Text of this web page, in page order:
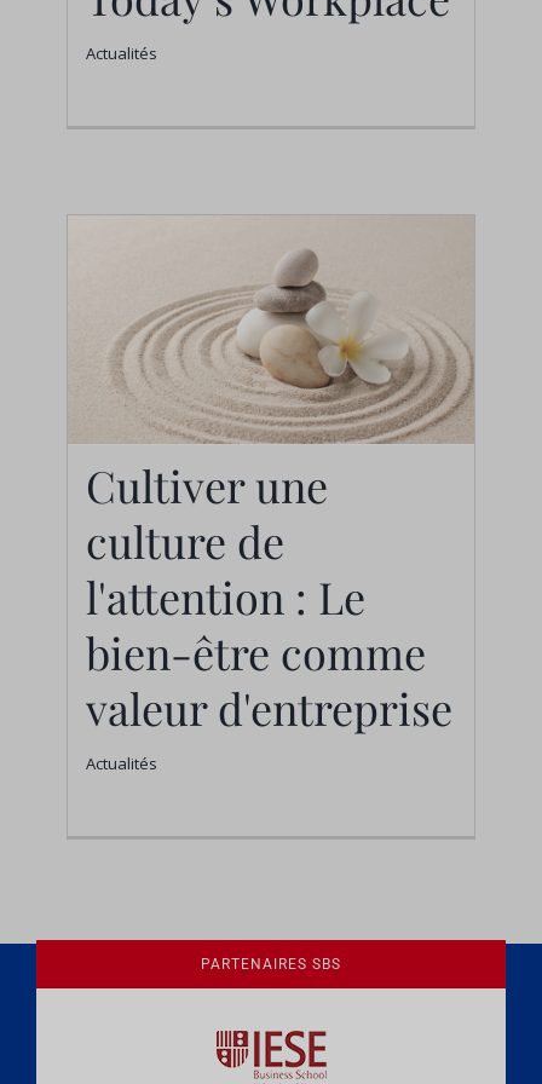
Today’s Workplace
Actualités
Cultiver une culture de
l'attention : Le bien-
être comme valeur
d'entreprise
Actualités
Cultiver une
culture de
l'attention : Le
bien-être comme
valeur d'entreprise
Actualités
Une culture de l'éthique et de
l'apprentissage
PARTENAIRES SBS